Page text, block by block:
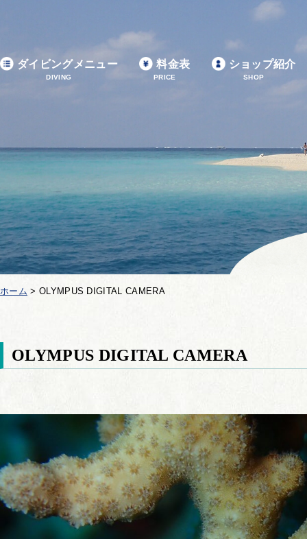
ダイビングメニュー
DIVING
料金表
PRICE
ショップ紹介
SHOP
ホーム > OLYMPUS DIGITAL CAMERA
OLYMPUS DIGITAL CAMERA